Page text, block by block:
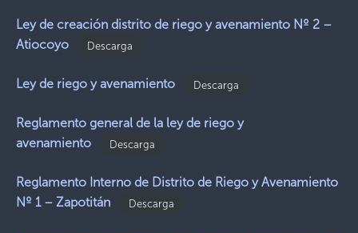
Ley de creación distrito de riego y avenamiento Nº 2 –
Atiocoyo
Descarga
Ley de riego y avenamiento Descarga
Reglamento general de la ley de riego y
avenamiento
Descarga
Reglamento Interno de Distrito de Riego y Avenamiento
Nº 1 – Zapotitán
Descarga